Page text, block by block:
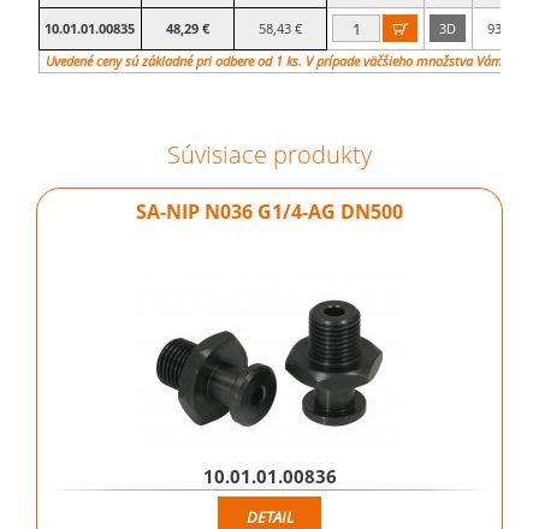
10.01.01.00835
48,29 € 58,43 €  3D 93
Uvedené ceny sú základné pri odbere od 1 ks. V prípade väčšieho množstva Vám
Súvisiace produkty
SA-NIP N036 G1/4-AG DN500
10.01.01.00836
DETAIL